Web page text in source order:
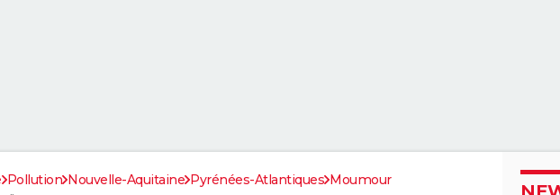
Pollution Nouvelle-Aquitaine Pyrénées-Atlantiques Moumour